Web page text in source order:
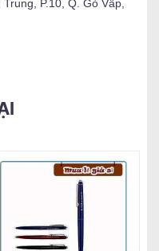
P.10, Q. Gò Vấp,